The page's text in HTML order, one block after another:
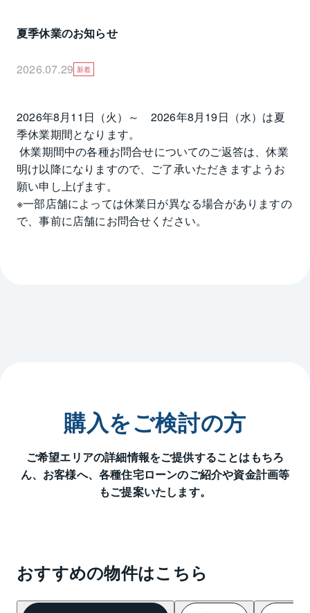
夏季休業のお知らせ
2026.07.29 新着
2026年8月11日（火）～　2026年8月19日（水）は夏
季休業期間となります。
休業期間中の各種お問合せについてのご返答は、休業
明け以降になりますので、ご了承いただきますようお
願い申し上げます。
※一部店舗によっては休業日が異なる場合がありますの
で、事前に店舗にお問合せください。
購入をご検討の方
ご希望エリアの詳細情報をご提供することはもちろ
ん、 お客様へ、各種住宅ローンのご紹介や資金計画等
もご提案いたします。
おすすめの物件はこちら